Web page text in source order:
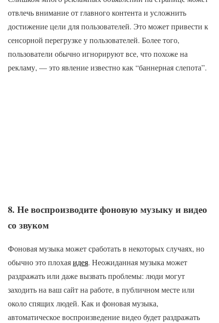
отвлечь внимание от главного контента и усложнить
достижение цели для пользователей. Это может привести к
сенсорной перегрузке у пользователей. Более того,
пользователи обычно игнорируют все, что похоже на
рекламу, — это явление известно как “баннерная слепота”.
8. Не воспроизводите фоновую музыку и видео
со звуком
Фоновая музыка может сработать в некоторых случаях, но
обычно это плохаяидея. Неожиданная музыка может
раздражать или даже вызвать проблемы: люди могут
заходить на ваш сайт на работе, в публичном месте или
около спящих людей. Как и фоновая музыка,
автоматическое воспроизведение видео будет раздражать